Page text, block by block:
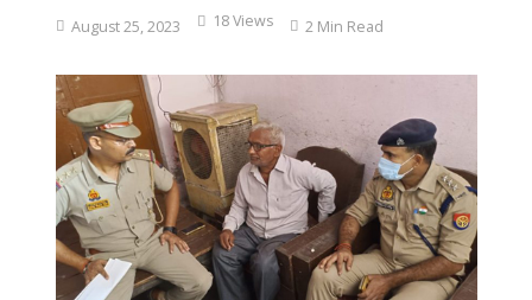
August 25, 2023 18 Views 2 Min Read